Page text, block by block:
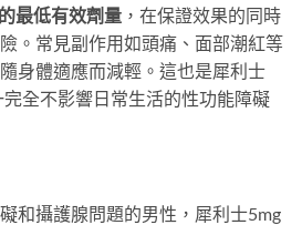
最低有效劑量 ，在保證效果的同時
。常見副作用如頭痛、面部潮紅等
身體適應而減輕。這也是犀利士
完全不影響日常生活的性功能障礙
和攝護腺問題的男性，犀利士5mg